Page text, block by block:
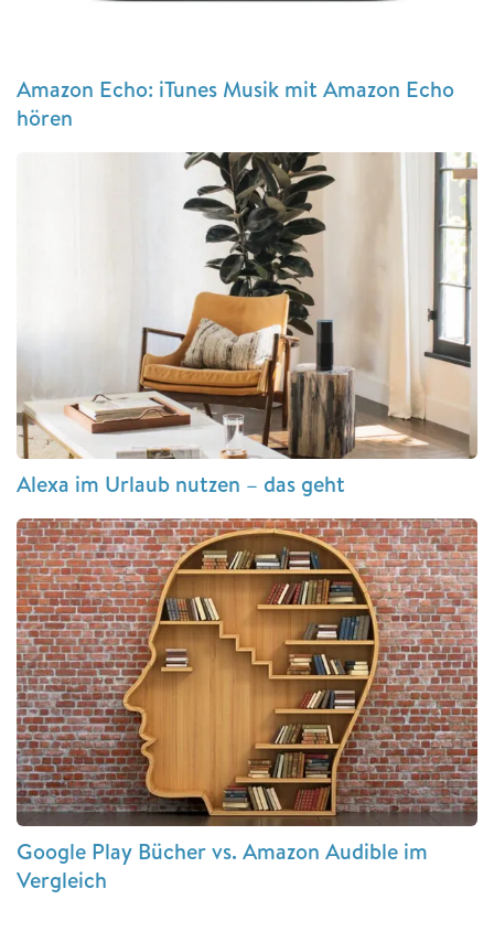
Amazon Echo: iTunes Musik mit Amazon Echo
hören
Alexa im Urlaub nutzen – das geht
Google Play Bücher vs. Amazon Audible im
Vergleich